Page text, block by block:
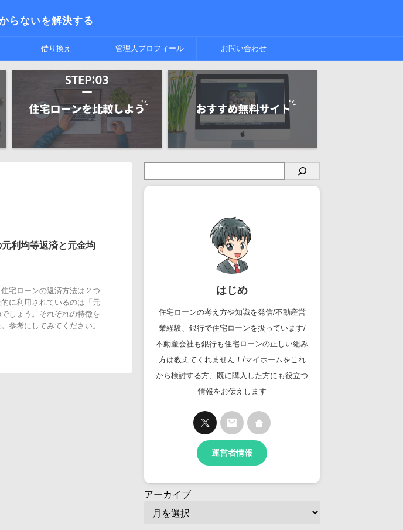
らないを解決する
借り換え 管理人プロフィール お問い合わせ
利均等返済と元金均
宅ローンの返済方法は２つ
に利用されているのは「元
しょう。それぞれの特徴を
参考にしてみてください。
はじめ
住宅ローンの考え方や知識を発信/不動産営
業経験、銀行で住宅ローンを扱っています/
不動産会社も銀行も住宅ローンの正しい組み
方は教えてくれません！/マイホームをこれ
から検討する方、既に購入した方にも役立つ
情報をお伝えします
運営者情報
アーカイブ